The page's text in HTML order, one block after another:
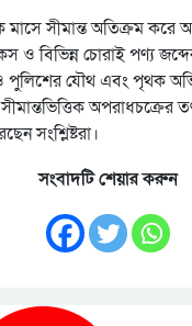
সীমান্ত অতিক্রম করে
ও বিভিন্ন চোরাই পণ্য
পুলিশের যৌথ এবং পৃথক
অপরাধচক্রের
সংশ্লিষ্টরা।
সংবাদটি শেয়ার করুন